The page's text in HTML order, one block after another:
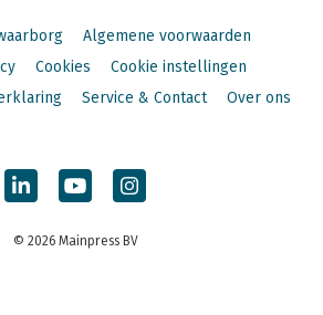
Algemene voorwaarden
Cookies
Cookie instellingen
Service & Contact Over ons
© 2026 Mainpress BV